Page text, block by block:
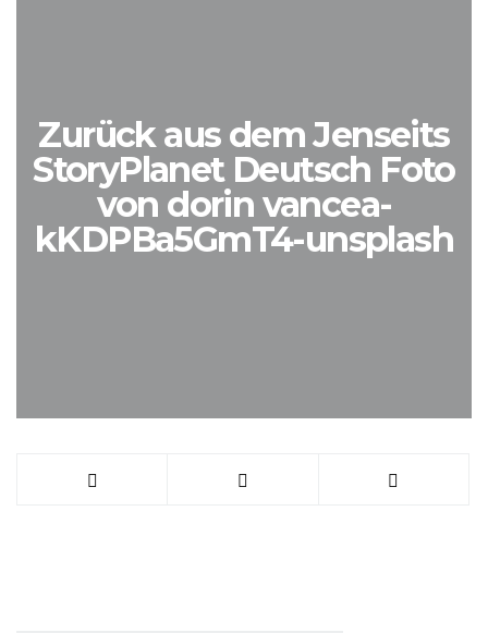
Zurück aus dem Jenseits
StoryPlanet Deutsch Foto
von dorin vancea-
kKDPBa5GmT4-unsplash